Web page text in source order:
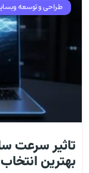
طراحی و توسعه
تاثیر سرعت
بهترین